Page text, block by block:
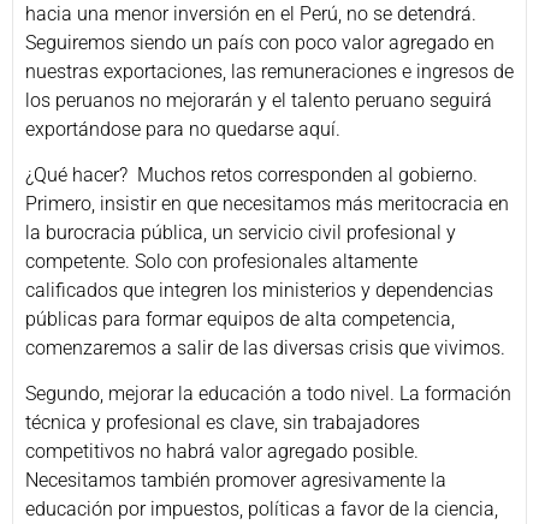
hacia una menor inversión en el Perú, no se detendrá.
Seguiremos siendo un país con poco valor agregado en
nuestras exportaciones, las remuneraciones e ingresos de
los peruanos no mejorarán y el talento peruano seguirá
exportándose para no quedarse aquí.
¿Qué hacer? Muchos retos corresponden al gobierno.
Primero, insistir en que necesitamos más meritocracia en
la burocracia pública, un servicio civil profesional y
competente. Solo con profesionales altamente
calificados que integren los ministerios y dependencias
públicas para formar equipos de alta competencia,
comenzaremos a salir de las diversas crisis que vivimos.
Segundo, mejorar la educación a todo nivel. La formación
técnica y profesional es clave, sin trabajadores
competitivos no habrá valor agregado posible.
Necesitamos también promover agresivamente la
educación por impuestos, políticas a favor de la ciencia,